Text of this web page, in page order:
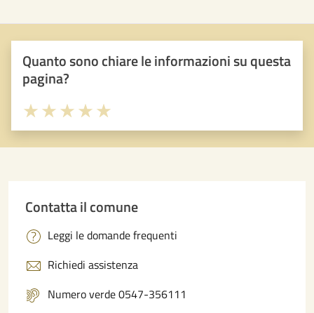
Quanto sono chiare le informazioni su questa
pagina?
Valuta 5 stelle su 5
Valuta 4 stelle su 5
Valuta 3 stelle su 5
Valuta 2 stelle su 5
Valuta 1 stelle su 5
Contatta il comune
Leggi le domande frequenti
Richiedi assistenza
Numero verde 0547-356111